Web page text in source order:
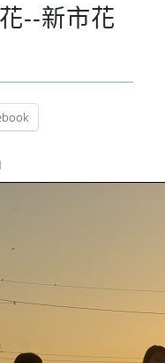
--新市花